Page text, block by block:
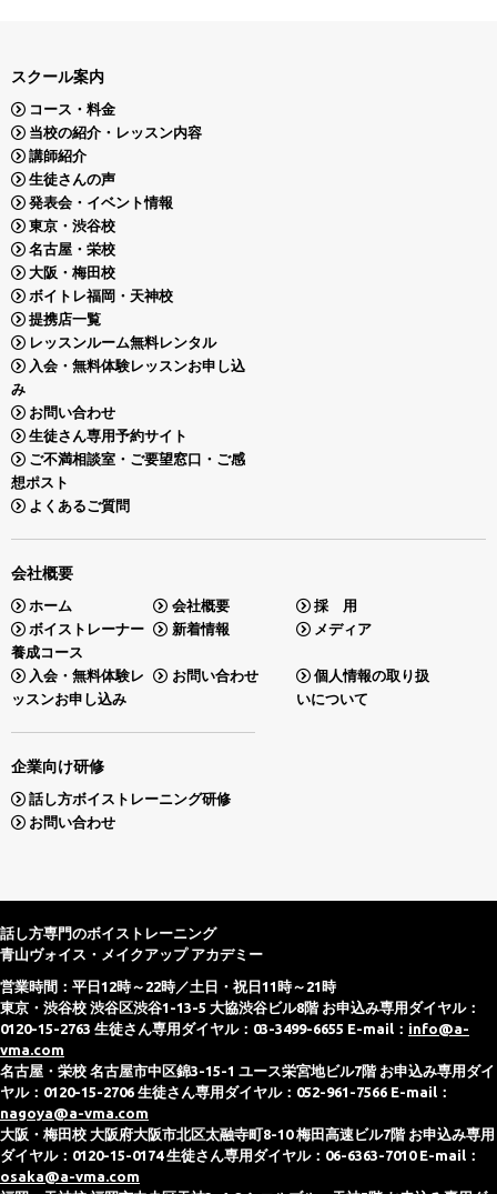
スクール案内
コース・料金
当校の紹介・レッスン内容
講師紹介
生徒さんの声
発表会・イベント情報
東京・渋谷校
名古屋・栄校
大阪・梅田校
ボイトレ福岡・天神校
提携店一覧
レッスンルーム無料レンタル
入会・無料体験レッスンお申し込
み
お問い合わせ
生徒さん専用予約サイト
ご不満相談室・ご要望窓口・ご感
想ポスト
よくあるご質問
会社概要
ホーム 会社概要
採 用
ボイストレーナー
養成コース
新着情報 メディア
入会・無料体験レ
ッスンお申し込み
お問い合わせ
個人情報の取り扱
いについて
企業向け研修
話し方ボイストレーニング研修
お問い合わせ
話し方専門のボイストレーニング
青山ヴォイス・メイクアップ アカデミー
営業時間：平日12時～22時／土日・祝日11時～21時
東京・渋谷校 渋谷区渋谷1-13-5 大協渋谷ビル8階 お申込み専用ダイヤル：
0120-15-2763 生徒さん専用ダイヤル：03-3499-6655 E-mail： info@a-
vma.com
名古屋・栄校 名古屋市中区錦3-15-1 ユース栄宮地ビル7階 お申込み専用ダイ
ヤル：0120-15-2706 生徒さん専用ダイヤル：052-961-7566 E-mail：
nagoya@a-vma.com
大阪・梅田校 大阪府大阪市北区太融寺町8-10 梅田高速ビル7階 お申込み専用
ダイヤル：0120-15-0174 生徒さん専用ダイヤル：06-6363-7010 E-mail：
osaka@a-vma.com